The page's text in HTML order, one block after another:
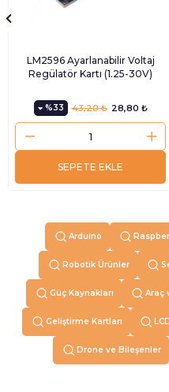
LM2596 Ayarlanabilir Voltaj
Regülatör Kartı (1.25-30V)
%33 28,80 ₺
43,20 ₺
SEPETE EKLE
Arduino
Robotik Ürünler
Güç Kaynakları Araç
Geliştirme Kartları
Drone ve Bileşenler